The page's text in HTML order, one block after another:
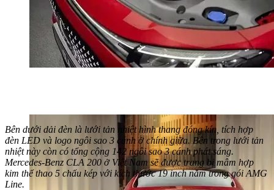
Bên dưới dải đèn là lưới tản nhiệt hình thang đóng kín, tích hợp
đèn LED và logo ngôi sao 3 cánh ở chính giữa. Bên trong lưới tản
nhiệt này còn có tổng cộng 142 ngôi sao 3 cánh phát sáng.
Mercedes-Benz CLA 200 ở Việt Nam sẽ được trang bị mâm hợp
kim thể thao 5 chấu kép với kích thước 19 inch nằm trong gói AMG
Line.